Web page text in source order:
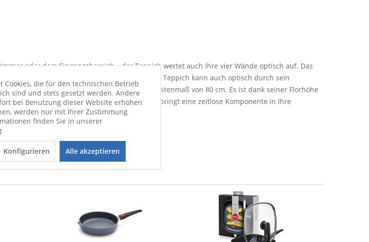
oder dem Eingangsbereich – der Teppich wertet auch Ihre vier Wände optisch auf. Das
Ihres Wohnbereiches zu vervollständigen. Der Teppich kann auch optisch durch sein
eine Länge von insgesamt 250 cm und ein Breitenmaß von 80 cm. Es ist dank seiner Florhöhe
ein hervorragendes Ambiente entstehen und bringt eine zeitlose Komponente in Ihre
Cookies, die für den technischen Betrieb
sind und stets gesetzt werden. Andere
bei Benutzung dieser Website erhöhen
werden nur mit Ihrer Zustimmung
finden Sie in unserer
Konfigurieren Alle akzeptieren